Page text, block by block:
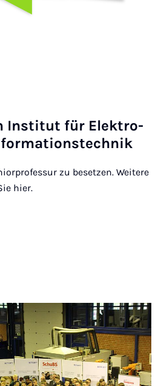
In­sti­tut für Elektro­
zu besetzen. Weitere
hier.